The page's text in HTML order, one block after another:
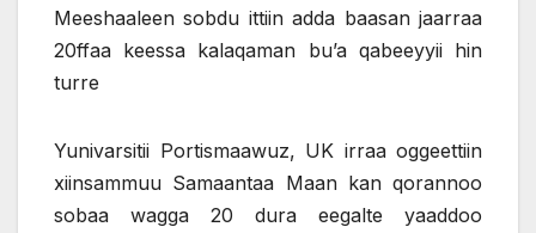
Meeshaaleen sobdu ittiin adda baasan jaarraa
20ffaa keessa kalaqaman bu’a qabeeyyii hin
turre
Yunivarsitii Portismaawuz, UK irraa oggeettiin
xiinsammuu Samaantaa Maan kan qorannoo
sobaa wagga 20 dura eegalte yaaddoo